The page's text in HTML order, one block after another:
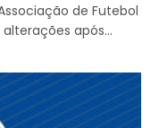
de Futebol
após…